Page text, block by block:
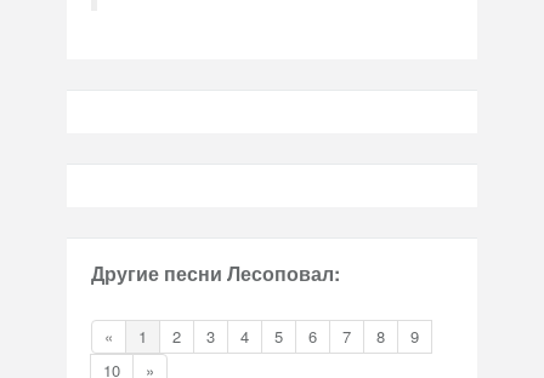
Другие песни Лесоповал:
« 1 2 3 4 5 6 7 8
9
10
»